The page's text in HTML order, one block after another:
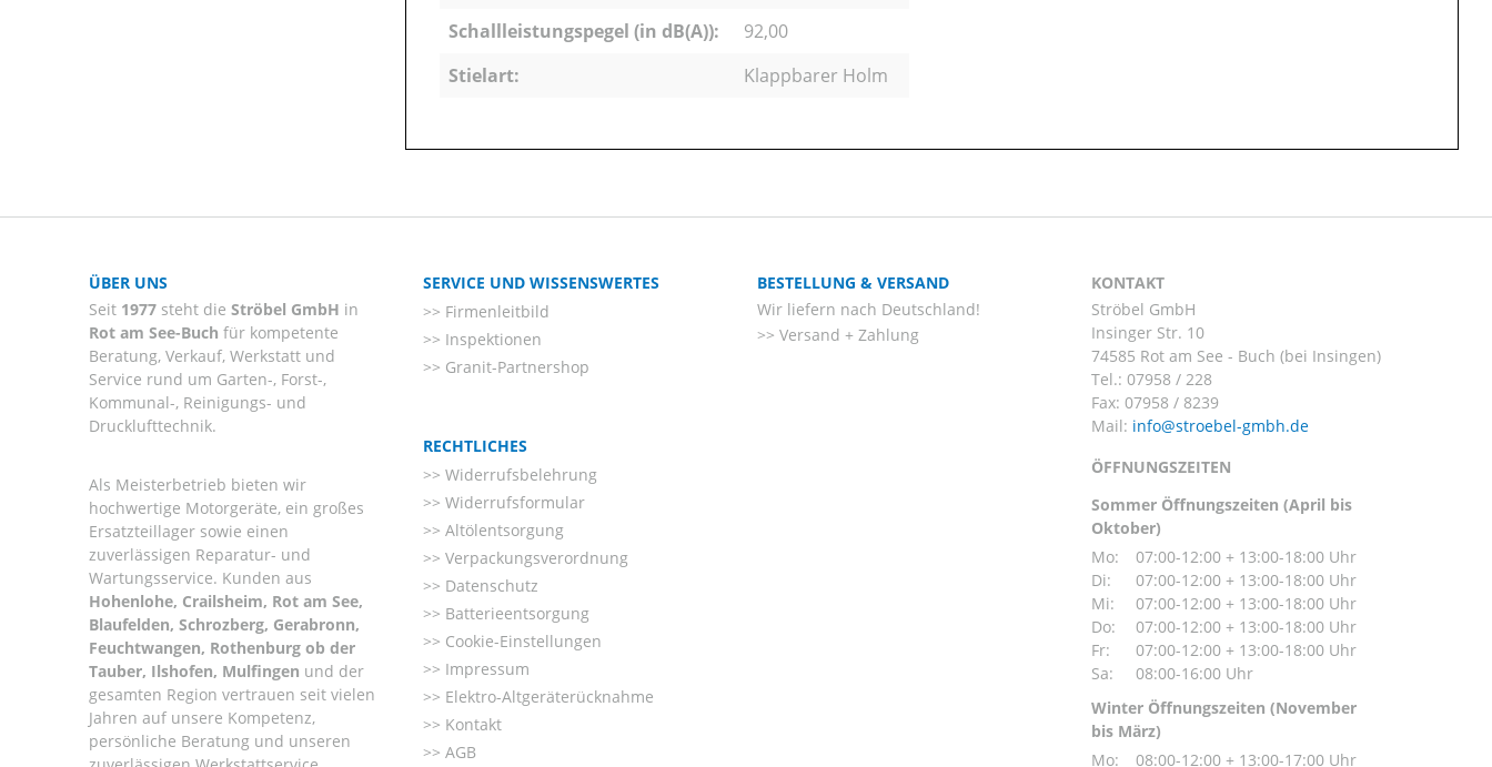
Schallleistungspegel (in dB(A)):
92,00
Stielart:
Klappbarer Holm
ÜBER UNS
Seit 1977 steht die Ströbel GmbH in
Rot am See-Buch für kompetente
Beratung, Verkauf, Werkstatt und
Service rund um Garten-, Forst-,
Kommunal-, Reinigungs- und
Drucklufttechnik.
Als Meisterbetrieb bieten wir
hochwertige Motorgeräte, ein großes
Ersatzteillager sowie einen
zuverlässigen Reparatur- und
Wartungsservice. Kunden aus
Hohenlohe, Crailsheim, Rot am See,
Blaufelden, Schrozberg, Gerabronn,
Feuchtwangen, Rothenburg ob der
Tauber, Ilshofen, Mulfingen und der
gesamten Region vertrauen seit vielen
Jahren auf unsere Kompetenz,
persönliche Beratung und unseren
SERVICE UND WISSENSWERTES
Firmenleitbild
Inspektionen
Granit-Partnershop
RECHTLICHES
Widerrufsbelehrung
Widerrufsformular
Altölentsorgung
Verpackungsverordnung
Datenschutz
Batterieentsorgung
Cookie-Einstellungen
Impressum
Elektro-Altgeräterücknahme
Kontakt
AGB
BESTELLUNG & VERSAND
Wir liefern nach Deutschland!
Versand + Zahlung
KONTAKT
Ströbel GmbH
Insinger Str. 10
74585 Rot am See - Buch (bei Insingen)
Tel.: 07958 / 228
Fax: 07958 / 8239
Mail:
ÖFFNUNGSZEITEN
Sommer Öffnungszeiten (April bis
Oktober)
Mo:
07:00-12:00 + 13:00-18:00 Uhr
Di:
07:00-12:00 + 13:00-18:00 Uhr
Mi:
07:00-12:00 + 13:00-18:00 Uhr
Do:
07:00-12:00 + 13:00-18:00 Uhr
Fr:
07:00-12:00 + 13:00-18:00 Uhr
Sa:
08:00-16:00 Uhr
Winter Öffnungszeiten (November
bis März)
Mo:
08:00-12:00 + 13:00-17:00 Uhr